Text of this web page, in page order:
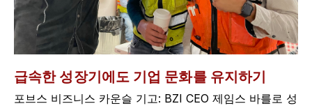
급속한 성장기에도 기업 문화를 유지하기
포브스 비즈니스 카운슬 기고: BZI CEO 제임스 바를로 성